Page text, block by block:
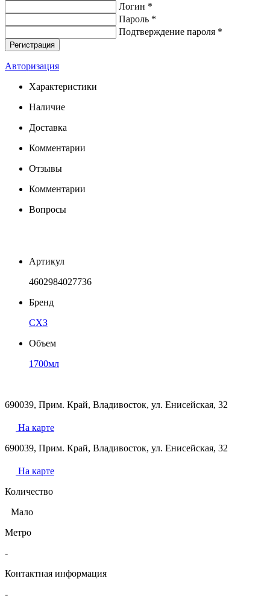
Логин *
Пароль *
Подтверждение пароля *
Авторизация
Характеристики
Наличие
Доставка
Комментарии
Отзывы
Комментарии
Вопросы
Артикул
4602984027736
Бренд
СХЗ
Объем
1700мл
690039, Прим. Край, Владивосток, ул. Енисейская, 32
На карте
690039, Прим. Край, Владивосток, ул. Енисейская, 32
На карте
Количество
Мало
Метро
-
Контактная информация
-